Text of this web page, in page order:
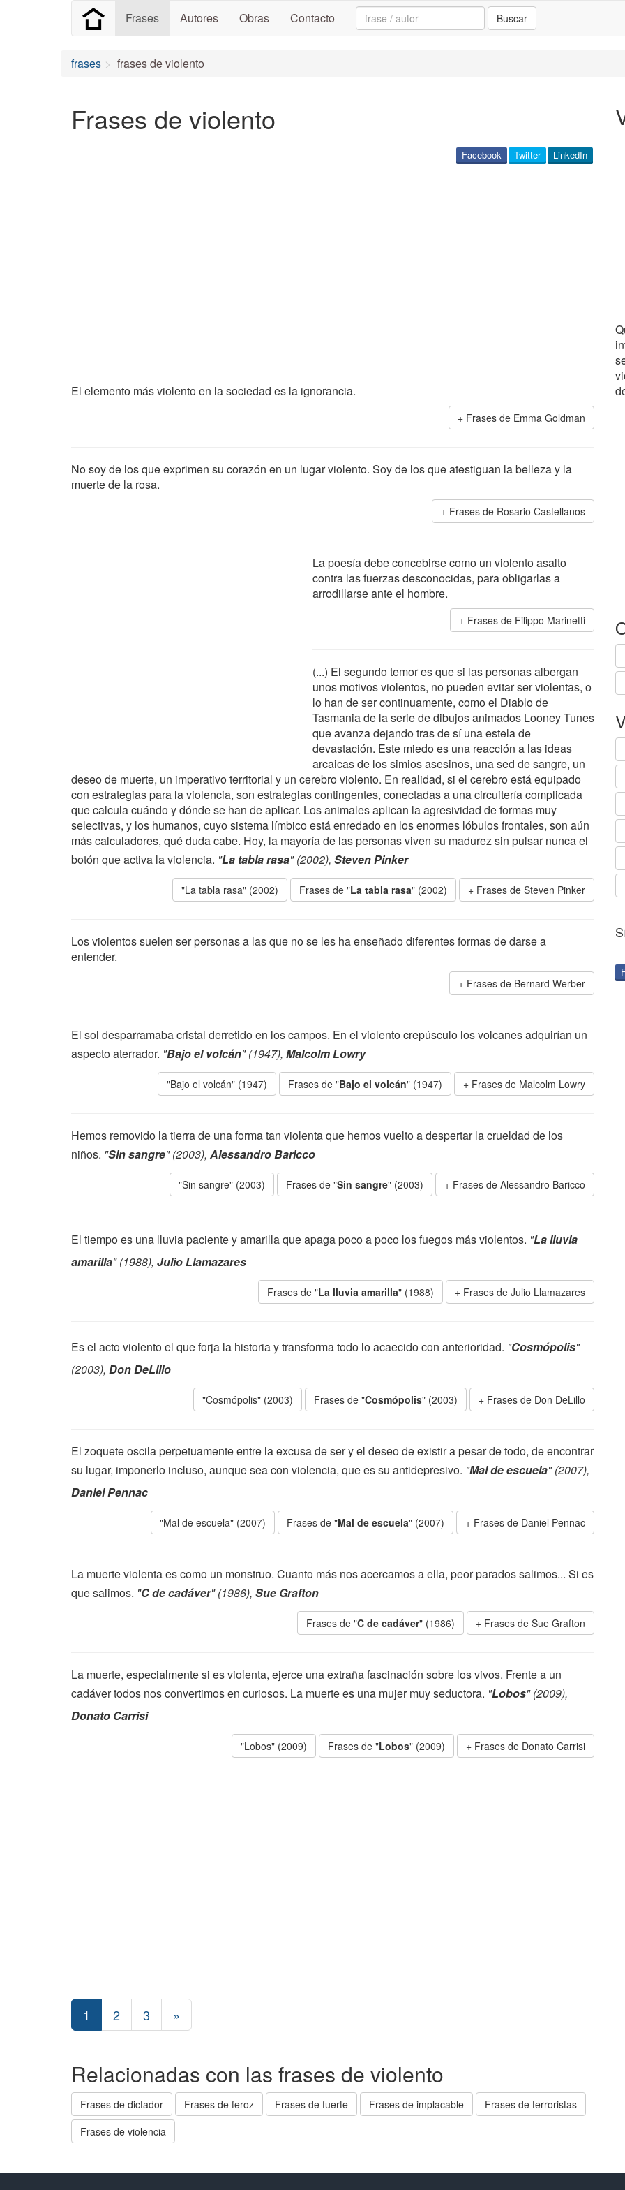
Frases Autores Obras Contacto Search: Buscar
frases frases de violento
Frases de violento
LinkedIn
Twitter
Facebook
El elemento más violento en la sociedad es la ignorancia.
Frases de Emma Goldman
No soy de los que exprimen su corazón en un lugar violento. Soy de los que atestiguan la belleza y la
muerte de la rosa.
Frases de Rosario Castellanos
La poesía debe concebirse como un violento asalto
contra las fuerzas desconocidas, para obligarlas a
arrodillarse ante el hombre.
Frases de Filippo Marinetti
(...) El segundo temor es que si las personas albergan
unos motivos violentos, no pueden evitar ser violentas, o
lo han de ser continuamente, como el Diablo de
Tasmania de la serie de dibujos animados Looney Tunes
que avanza dejando tras de sí una estela de
devastación. Este miedo es una reacción a las ideas
arcaicas de los simios asesinos, una sed de sangre, un
deseo de muerte, un imperativo territorial y un cerebro violento. En realidad, si el cerebro está equipado
con estrategias para la violencia, son estrategias contingentes, conectadas a una circuitería complicada
que calcula cuándo y dónde se han de aplicar. Los animales aplican la agresividad de formas muy
selectivas, y los humanos, cuyo sistema límbico está enredado en los enormes lóbulos frontales, son aún
más calculadores, qué duda cabe. Hoy, la mayoría de las personas viven su madurez sin pulsar nunca el
botón que activa la violencia. "La tabla rasa" (2002), Steven Pinker
"La tabla rasa" (2002) Frases de "La tabla rasa" (2002) Frases de Steven Pinker
Los violentos suelen ser personas a las que no se les ha enseñado diferentes formas de darse a
entender.
Frases de Bernard Werber
El sol desparramaba cristal derretido en los campos. En el violento crepúsculo los volcanes adquirían un
aspecto aterrador. "Bajo el volcán" (1947), Malcolm Lowry
"Bajo el volcán" (1947) Frases de "Bajo el volcán" (1947) Frases de Malcolm Lowry
Hemos removido la tierra de una forma tan violenta que hemos vuelto a despertar la crueldad de los
niños. "Sin sangre" (2003), Alessandro Baricco
"Sin sangre" (2003) Frases de "Sin sangre" (2003) Frases de Alessandro Baricco
El tiempo es una lluvia paciente y amarilla que apaga poco a poco los fuegos más violentos. "La lluvia
amarilla" (1988), Julio Llamazares
Frases de "La lluvia amarilla" (1988) Frases de Julio Llamazares
Es el acto violento el que forja la historia y transforma todo lo acaecido con anterioridad. "Cosmópolis"
(2003), Don DeLillo
"Cosmópolis" (2003) Frases de "Cosmópolis" (2003) Frases de Don DeLillo
El zoquete oscila perpetuamente entre la excusa de ser y el deseo de existir a pesar de todo, de encontrar
su lugar, imponerlo incluso, aunque sea con violencia, que es su antidepresivo. "Mal de escuela" (2007),
Daniel Pennac
"Mal de escuela" (2007) Frases de "Mal de escuela" (2007) Frases de Daniel Pennac
La muerte violenta es como un monstruo. Cuanto más nos acercamos a ella, peor parados salimos... Si es
que salimos. "C de cadáver" (1986), Sue Grafton
Frases de "C de cadáver" (1986) Frases de Sue Grafton
La muerte, especialmente si es violenta, ejerce una extraña fascinación sobre los vivos. Frente a un
cadáver todos nos convertimos en curiosos. La muerte es una mujer muy seductora. "Lobos" (2009),
Donato Carrisi
"Lobos" (2009) Frases de "Lobos" (2009) Frases de Donato Carrisi
1 2 3 »
Relacionadas con las frases de violento
Frases de dictador Frases de feroz Frases de fuerte Frases de implacable
Frases de terroristas
Frases de violencia